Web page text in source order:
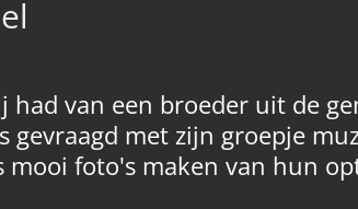
van een broeder uit de
met zijn groepje
foto's maken van hun